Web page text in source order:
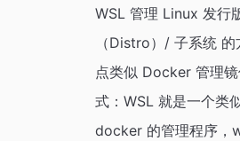
WSL 管理 Linux 发行
（Distro）/ 子系统
点类似 Docker 管理
式：WSL 就是一个类
docker 的管理程序，